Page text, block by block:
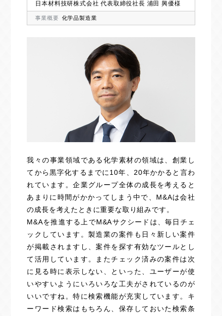
日本材料技研株式会社 代表取締役社長 浦田 興優様
事業概要 化学品製造業
我々の事業領域である化学素材の領域は、創業し
てから黒字化するまでに10年、20年かかると言わ
れています。企業グループ全体の成長を考えると
あまりに時間がかかってしまう中で、M&Aは会社
の成長を考えたときに重要な取り組みです。
M&Aを推進する上でM&Aサクシードは、毎日チェ
ックしています。製造業の案件も日々新しい案件
が掲載されますし、案件を探す有効なツールとし
て活用しています。またチェック済みの案件は次
に見る時に表示しない、といった、ユーザーが使
いやすいようにいろいろな工夫がされているのが
いいですね。特に検索機能が充実しています。キ
ーワード検索はもちろん、保存しておいた検索条